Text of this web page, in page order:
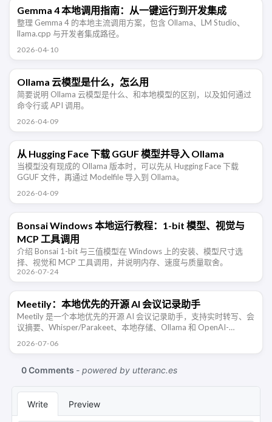
Gemma 4 本地调用指南：从一键运行到开发集成
整理 Gemma 4 的本地主流调用方案，包含 Ollama、LM Studio、
llama.cpp 与开发者集成路径。
2026-04-10
Ollama 云模型是什么，怎么用
简要说明 Ollama 云模型是什么、和本地模型的区别，以及如何通过
命令行或 API 调用。
2026-04-09
从 Hugging Face 下载 GGUF 模型并导入 Ollama
当模型没有现成的 Ollama 版本时，可以先从 Hugging Face 下载
GGUF 文件，再通过 Modelfile 导入到 Ollama。
2026-04-09
Bonsai Windows 本地运行教程：1-bit 模型、视觉与
MCP 工具调用
介绍 Bonsai 1-bit 与三值模型在 Windows 上的安装、模型尺寸选
择、视觉和 MCP 工具调用，并说明内存、速度与质量取舍。
2026-07-24
Meetily：本地优先的开源 AI 会议记录助手
Meetily 是一个本地优先的开源 AI 会议记录助手，支持实时转写、会
议摘要、Whisper/Parakeet、本地存储、Ollama 和 OpenAI-
2026-07-06